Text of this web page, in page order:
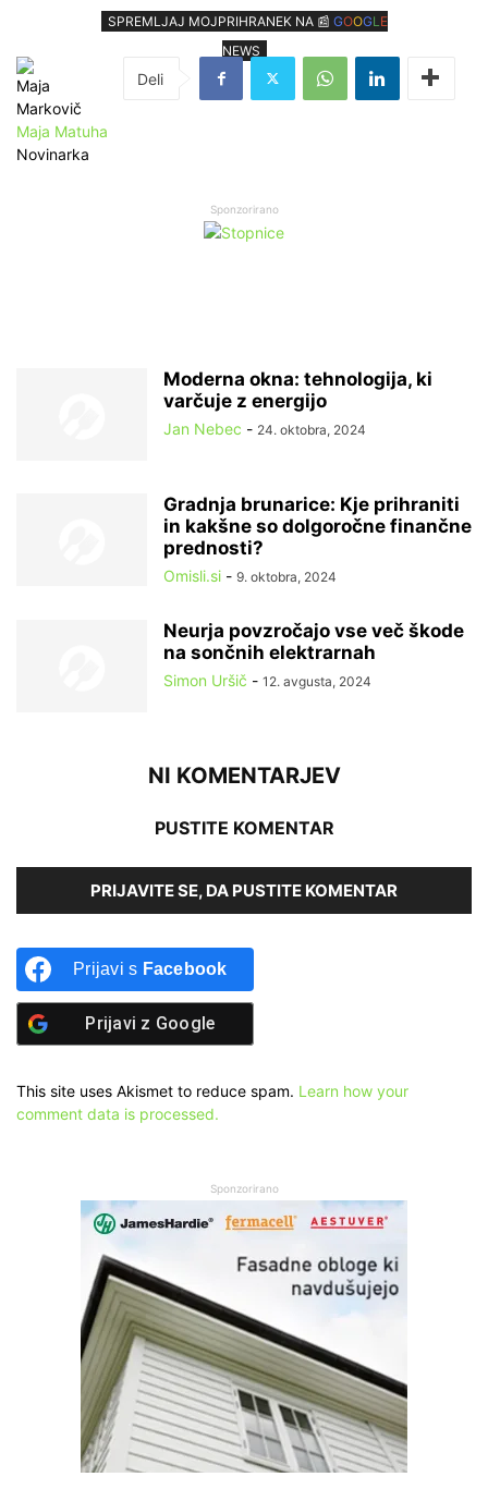
SPREMLJAJ MOJPRIHRANEK NA 📰 GOOGL E
NEWS
Maja Matuha
Novinarka
Sponzorirano
Moderna okna: tehnologija, ki
varčuje z energijo
Jan Nebec - 24. oktobra, 2024
Gradnja brunarice: Kje prihraniti
in kakšne so dolgoročne finančne
prednosti?
Omisli.si - 9. oktobra, 2024
Neurja povzročajo vse več škode
na sončnih elektrarnah
Simon Uršič - 12. avgusta, 2024
NI KOMENTARJEV
PUSTITE KOMENTAR
PRIJAVITE SE, DA PUSTITE KOMENTAR
Prijavi s Facebook
Prijavi z Google
This site uses Akismet to reduce spam. Learn how your
comment data is processed.
Sponzorirano